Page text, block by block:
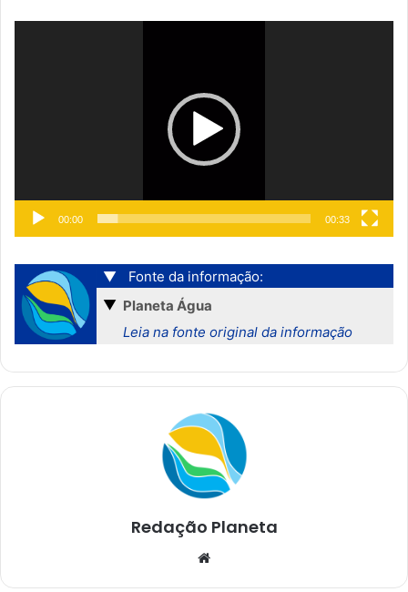
00:00 00:33
▼
Fonte da informação:
▼ Planeta Água
Leia na fonte original da informação
Redação Planeta